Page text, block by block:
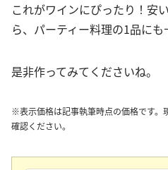
これがワインにぴったり！安
ら、パーティー料理の1品にも
是非作ってみてくださいね。
※表示価格は記事執筆時点の価格です。
確認ください。